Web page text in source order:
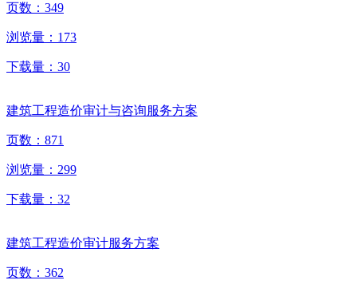
页数： 349
浏览量： 173
下载量： 30
建筑工程造价审计与咨询服务方案
页数： 871
浏览量： 299
下载量： 32
建筑工程造价审计服务方案
页数： 362